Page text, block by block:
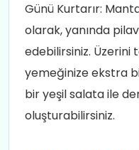
Günü Kurtarır:
olarak, yanında
edebilirsiniz. Üzerini
yemeğinize ekstra
bir yeşil salata ile
oluşturabilirsiniz.